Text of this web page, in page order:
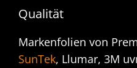
Qualität
Markenfolien von
SunTek, Llumar, 3M